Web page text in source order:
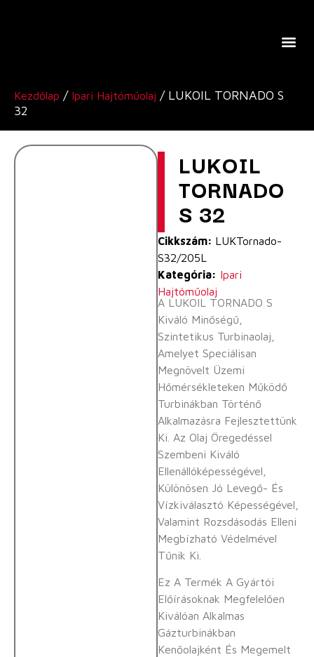
Kezdőlap / Ipari Hajtóműolaj / LUKOIL TORNADO S
32
LUKOIL
TORNADO
S 32
Cikkszám: LUKTornado-
S32/205L
Kategória: Ipari
Hajtóműolaj
A LUKOIL TORNADO S
Kiváló Minőségű,
Szintetikus Turbinaolaj,
Amelyet Speciálisan
Megnövelt Üzemi
Hőmérsékleteken Működő
Turbinákban Történő
Alkalmazásra Fejlesztettünk
Ki. Az Olaj Öregedéssel
Szembeni Kiváló
Ellenállóképességével,
Különösen Jó Levegő- És
Vízkiválasztó Képességével,
Valamint Rozsdásodás Elleni
Megbízható Védelmével
Tűnik Ki.
Ez A Termék A Gyártói
Előírásoknak Megfelelően
Kiválóan Alkalmas
Gázturbinákban
Kenőolajként És Megemelt